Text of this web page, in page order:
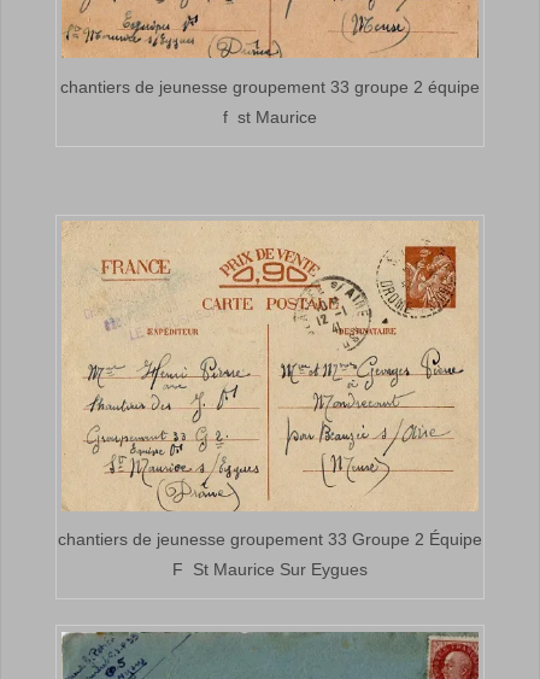
chantiers de jeunesse groupement 33 groupe 2 équipe
f st Maurice
chantiers de jeunesse groupement 33 Groupe 2 Équipe
F St Maurice Sur Eygues